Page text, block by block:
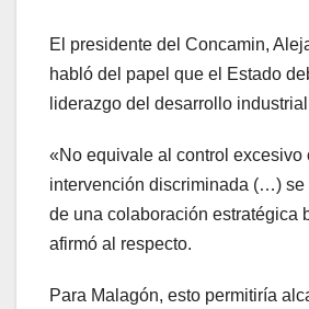
El presidente del Concamin,
habló del papel que el Estado
liderazgo del desarrollo
«No equivale al control excesivo
intervención discriminada (…) se
de una colaboración estratégica
afirmó al respecto.
Para Malagón, esto permitiría